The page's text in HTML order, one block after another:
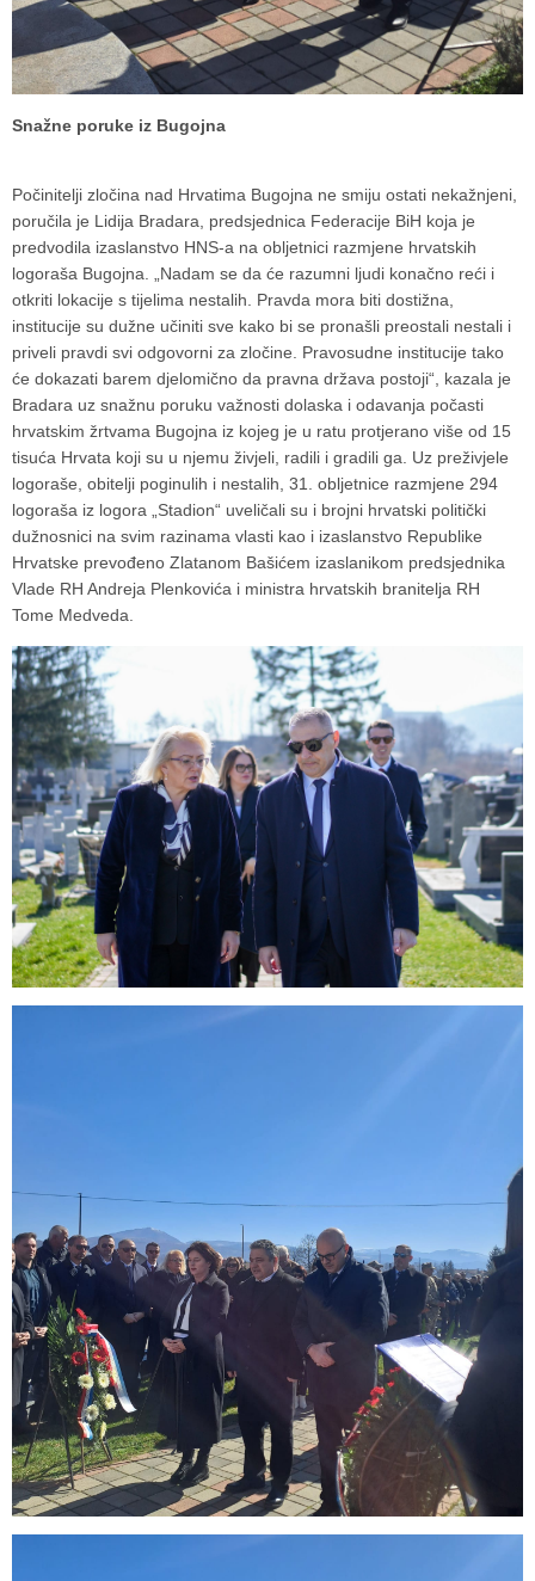
Snažne poruke iz Bugojna
Počinitelji zločina nad Hrvatima Bugojna ne smiju ostati nekažnjeni,
poručila je Lidija Bradara, predsjednica Federacije BiH koja je
predvodila izaslanstvo HNS-a na obljetnici razmjene hrvatskih
logoraša Bugojna. „Nadam se da će razumni ljudi konačno reći i
otkriti lokacije s tijelima nestalih. Pravda mora biti dostižna,
institucije su dužne učiniti sve kako bi se pronašli preostali nestali i
priveli pravdi svi odgovorni za zločine. Pravosudne institucije tako
će dokazati barem djelomično da pravna država postoji“, kazala je
Bradara uz snažnu poruku važnosti dolaska i odavanja počasti
hrvatskim žrtvama Bugojna iz kojeg je u ratu protjerano više od 15
tisuća Hrvata koji su u njemu živjeli, radili i gradili ga. Uz preživjele
logoraše, obitelji poginulih i nestalih, 31. obljetnice razmjene 294
logoraša iz logora „Stadion“ uveličali su i brojni hrvatski politički
dužnosnici na svim razinama vlasti kao i izaslanstvo Republike
Hrvatske prevođeno Zlatanom Bašićem izaslanikom predsjednika
Vlade RH Andreja Plenkovića i ministra hrvatskih branitelja RH
Tome Medveda.